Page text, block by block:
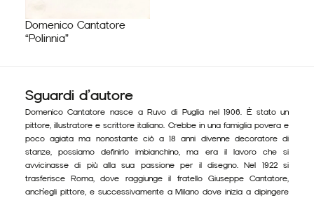
Domenico Cantatore
“Polinnia”
Sguardi d’autore
Domenico Cantatore nasce a Ruvo di Puglia nel 1906. È stato un
pittore, illustratore e scrittore italiano. Crebbe in una famiglia povera e
poco agiata ma nonostante ciò a 18 anni divenne decoratore di
stanze, possiamo definirlo imbianchino, ma era il lavoro che si
avvicinasse di più alla sua passione per il disegno. Nel 1922 si
trasferisce Roma, dove raggiunge il fratello Giuseppe Cantatore,
anch’egli pittore, e successivamente a Milano dove inizia a dipingere